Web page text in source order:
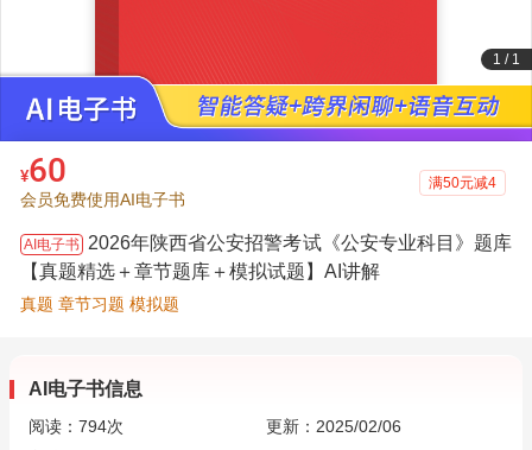
1 / 1
¥60
会员免费使用AI电子书
满50元减4
AI电子书 2026年陕西省公安招警考试《公安专业科目》题库
【真题精选＋章节题库＋模拟试题】AI讲解
真题 章节习题 模拟题
AI电子书信息
阅读： 794次
更新：2025/02/06